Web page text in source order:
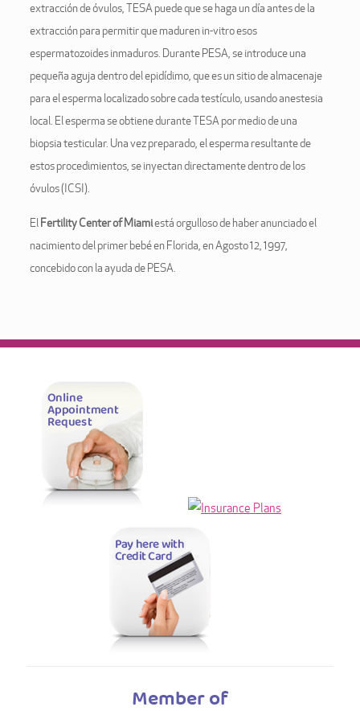
extracción de óvulos, TESA puede que se haga un día antes de la
extracción para permitir que maduren in-vitro esos
espermatozoides inmaduros. Durante PESA, se introduce una
pequeña aguja dentro del epidídimo, que es un sitio de almacenaje
para el esperma localizado sobre cada testículo, usando anestesia
local. El esperma se obtiene durante TESA por medio de una
biopsia testicular. Una vez preparado, el esperma resultante de
estos procedimientos, se inyectan directamente dentro de los
óvulos (ICSI).
ElFertility Center of Miamiestá orgulloso de haber anunciado el
nacimiento del primer bebé en Florida, en Agosto 12, 1997,
concebido con la ayuda de PESA.
Member of